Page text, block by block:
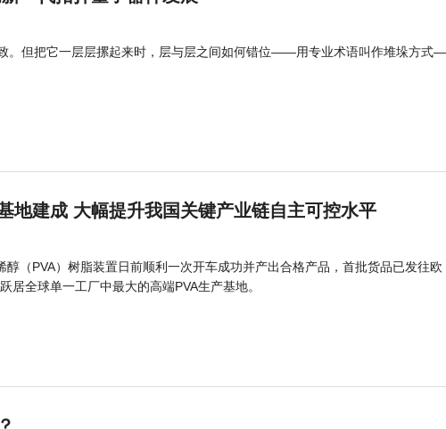
。但把它一层层摞起来时，层与层之间如何错位——用专业术语叫作堆垛方
地建成 大幅提升我国关键产业链自主可控水平
（PVA）树脂装置日前顺利一次开车成功并产出合格产品，首批货品已发往欧
居全球单一工厂中最大的高端PVA生产基地。